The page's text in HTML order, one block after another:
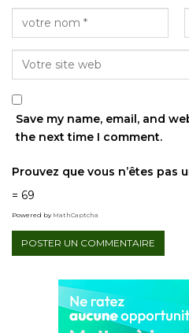
Save my name, email, and
the next time I comment.
Prouvez que vous n’êtes pas
= 69
Powered by MathCaptcha